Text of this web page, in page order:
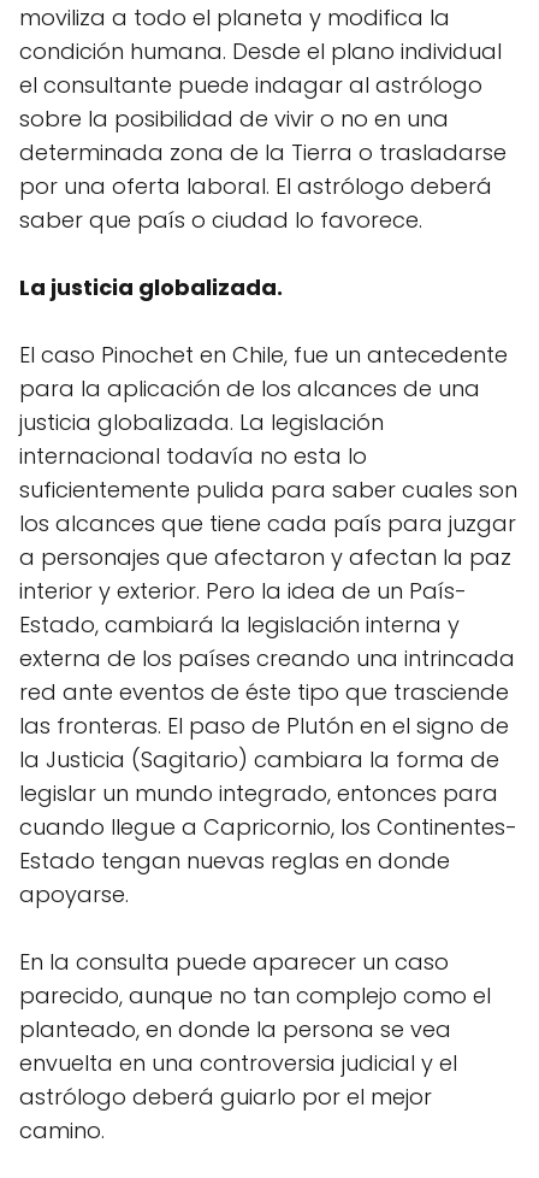
moviliza a todo el planeta y modifica la
condición humana. Desde el plano individual
el consultante puede indagar al astrólogo
sobre la posibilidad de vivir o no en una
determinada zona de la Tierra o trasladarse
por una oferta laboral. El astrólogo deberá
saber que país o ciudad lo favorece.
La justicia globalizada.
El caso Pinochet en Chile, fue un antecedente
para la aplicación de los alcances de una
justicia globalizada. La legislación
internacional todavía no esta lo
suficientemente pulida para saber cuales son
los alcances que tiene cada país para juzgar
a personajes que afectaron y afectan la paz
interior y exterior. Pero la idea de un País-
Estado, cambiará la legislación interna y
externa de los países creando una intrincada
red ante eventos de éste tipo que trasciende
las fronteras. El paso de Plutón en el signo de
la Justicia (Sagitario) cambiara la forma de
legislar un mundo integrado, entonces para
cuando llegue a Capricornio, los Continentes-
Estado tengan nuevas reglas en donde
apoyarse.
En la consulta puede aparecer un caso
parecido, aunque no tan complejo como el
planteado, en donde la persona se vea
envuelta en una controversia judicial y el
astrólogo deberá guiarlo por el mejor
camino.